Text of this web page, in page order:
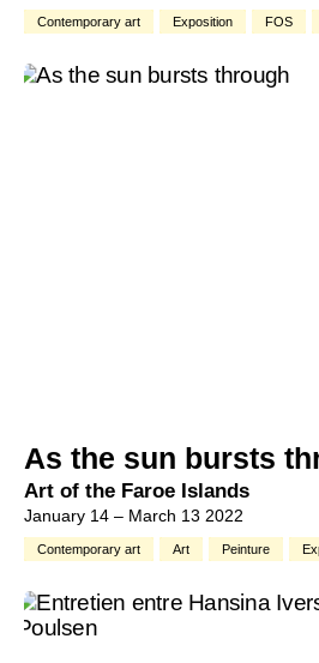
Contemporary art Exposition FOS
As the sun bursts
Art of the Faroe Islands
January 14 – March 13 2022
Contemporary art Art Peinture